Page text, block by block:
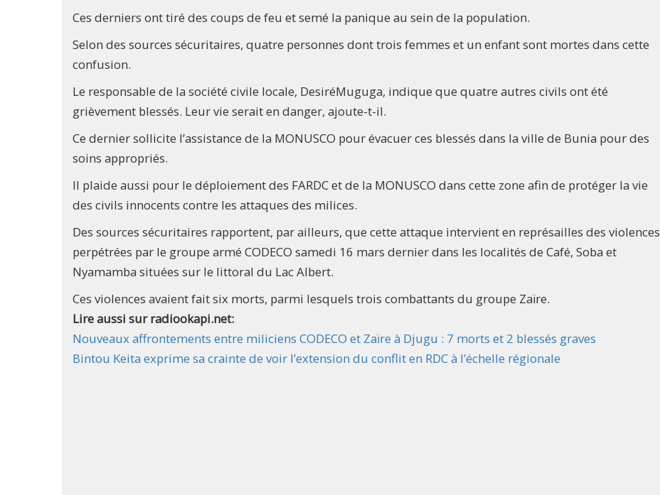
Ces derniers ont tiré des coups de feu et semé la panique au sein de la population.
Selon des sources sécuritaires, quatre personnes dont trois femmes et un enfant sont mortes dans cette
confusion.
Le responsable de la société civile locale, DesiréMuguga, indique que quatre autres civils ont été
grièvement blessés. Leur vie serait en danger, ajoute-t-il.
Ce dernier sollicite l’assistance de la MONUSCO pour évacuer ces blessés dans la ville de Bunia pour des
soins appropriés.
Il plaide aussi pour le déploiement des FARDC et de la MONUSCO dans cette zone afin de protéger la vie
des civils innocents contre les attaques des milices.
Des sources sécuritaires rapportent, par ailleurs, que cette attaque intervient en représailles des violences
perpétrées par le groupe armé CODECO samedi 16 mars dernier dans les localités de Café, Soba et
Nyamamba situées sur le littoral du Lac Albert.
Ces violences avaient fait six morts, parmi lesquels trois combattants du groupe Zaïre.
Lire aussi sur radiookapi.net:
Nouveaux affrontements entre miliciens CODECO et Zaïre à Djugu : 7 morts et 2 blessés graves
Bintou Keita exprime sa crainte de voir l’extension du conflit en RDC à l’échelle régionale